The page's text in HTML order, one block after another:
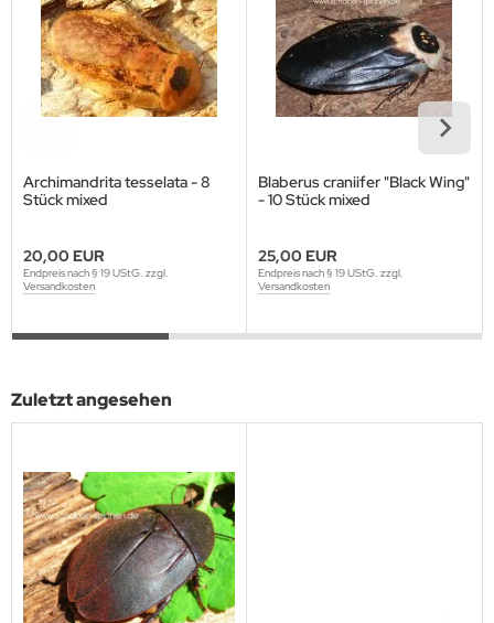
Archimandrita tesselata - 8
Stück mixed
20,00 EUR
Endpreis nach § 19 UStG. zzgl.
Versandkosten
Blaberus craniifer "Black Wing"
- 10 Stück mixed
25,00 EUR
Endpreis nach § 19 UStG. zzgl.
Versandkosten
Zuletzt angesehen